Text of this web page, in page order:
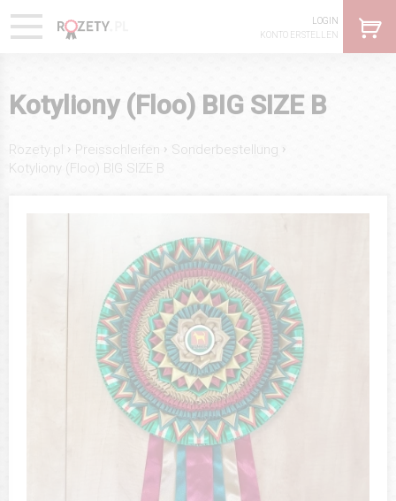
LOGIN
KONTO ERSTELLEN
Kotyliony (Floo) BIG SIZE B
Rozety.pl › Preisschleifen › Sonderbestellung ›
Kotyliony (Floo) BIG SIZE B